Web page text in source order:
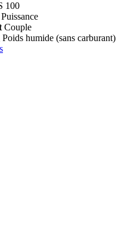
100
Puissance
Couple
Poids humide (sans carburant)